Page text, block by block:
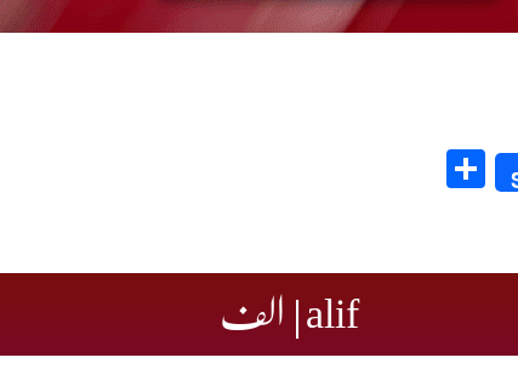
alif | الف